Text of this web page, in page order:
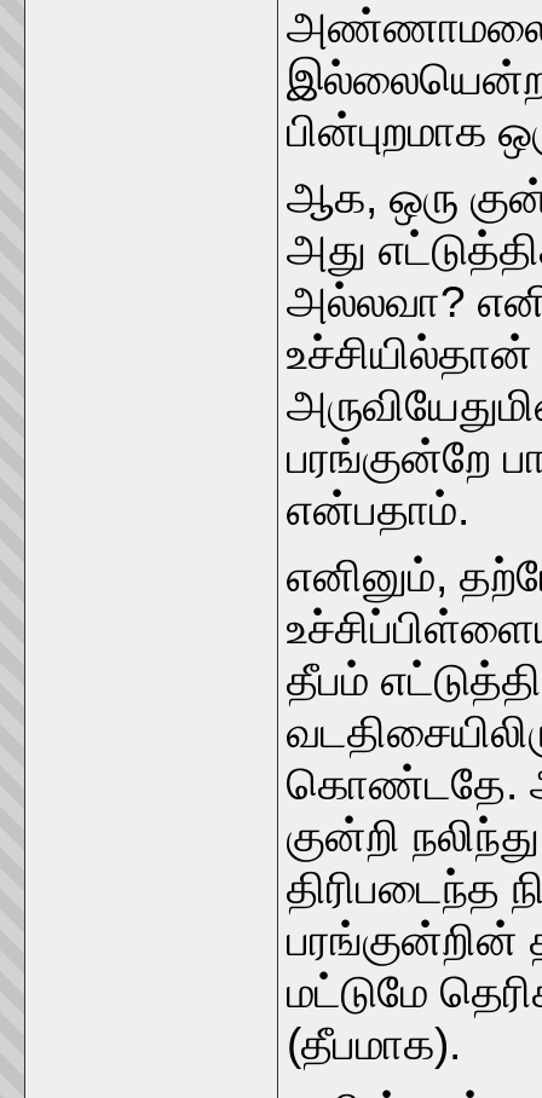
பின்புறமாக
ஆக, ஒரு
அது
அல்லவா?
பரங்குன்றே
என்பதாம்.
எனினும்,
தீபம்
கொண்டதே.
குன்றி
திரிபடைந்த
பரங்குன்றின்
மட்டுமே
(தீபமாக).